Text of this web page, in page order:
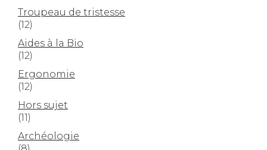
Troupeau de tristesse
(12)
Aides à la Bio
(12)
Ergonomie
(12)
Hors sujet
(11)
Archéologie